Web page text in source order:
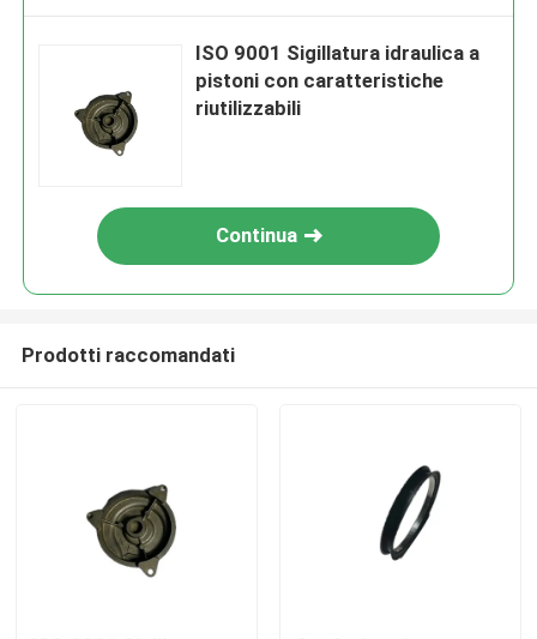
ISO 9001 Sigillatura idraulica a
pistoni con caratteristiche
riutilizzabili
Continua
Prodotti raccomandati